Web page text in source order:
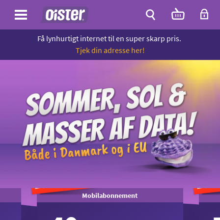
Antal
varer
i
Få lynhurtigt internet til en super skarp pris.
Tjek din adresse her!
Mobilabonnement